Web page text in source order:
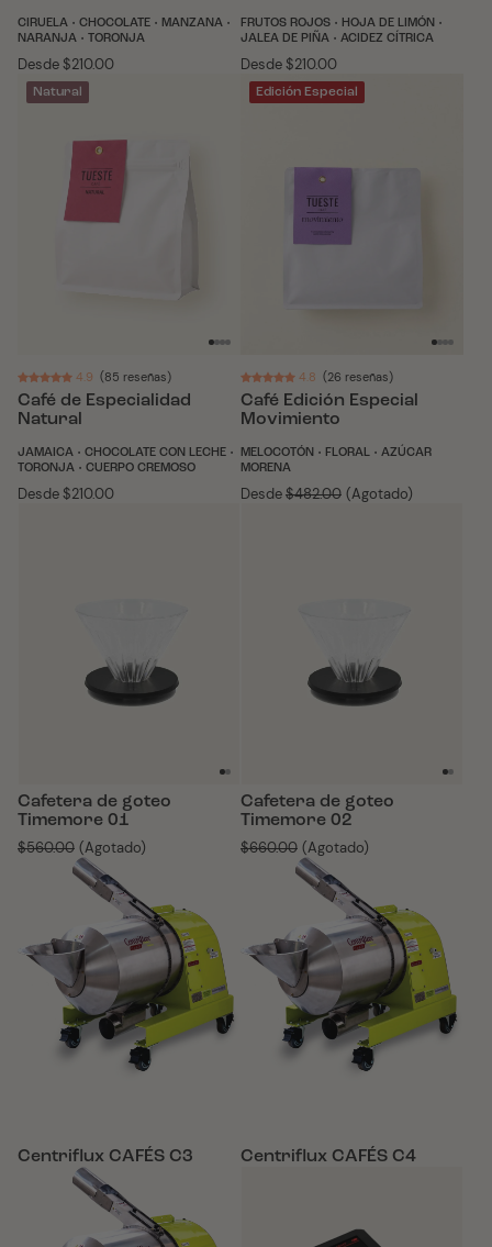
DesdePrecio
habitual
$210.00
CIRUELA • CHOCOLATE • MANZANA •
NARANJA • TORONJA
DesdePrecio
habitual
$210.00
FRUTOS ROJOS • HOJA DE LIMÓN •
JALEA DE PIÑA • ACIDEZ CÍTRICA
Natural
4.9 (85 reseñas)
Café de Especialidad
Natural
DesdePrecio
$210.00
JAMAICA • CHOCOLATE CON LECHE •
TORONJA • CUERPO CREMOSO
Edición Especial
4.8 (26 reseñas)
Café Edición Especial
Movimiento
DesdePrecio
$482.00 (Agotado)
MELOCOTÓN • FLORAL • AZÚCAR
MORENA
Cafetera de goteo
Timemore 01
Precio
$560.00 (Agotado)
Cafetera de goteo
Timemore 02
Precio
$660.00 (Agotado)
Centriflux CAFÉS C3 Centriflux CAFÉS C4